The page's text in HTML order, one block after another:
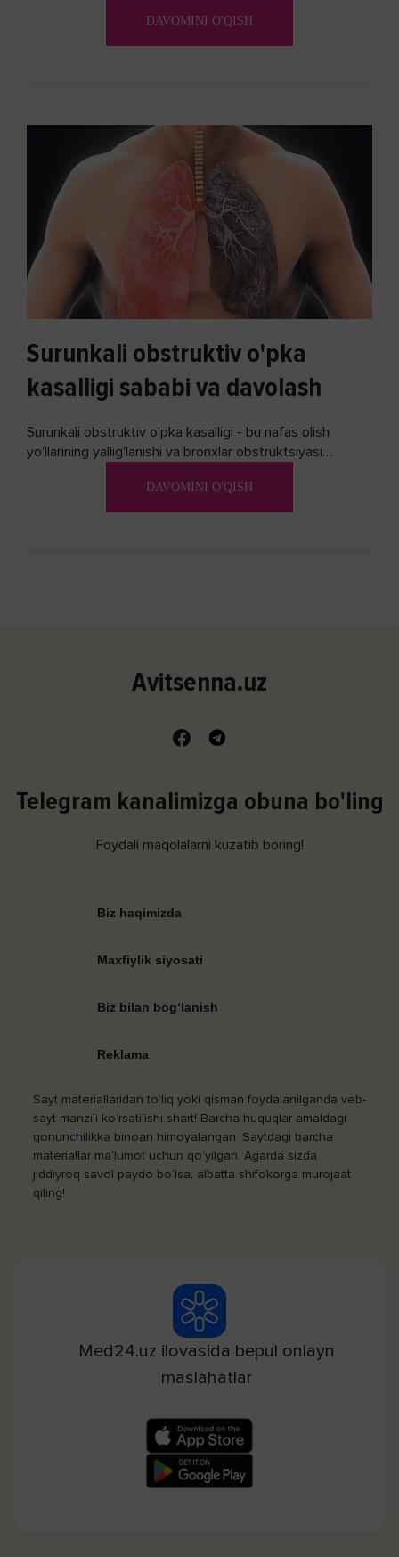
biron bir usuli bormi?DAVOMINI O'QISH
Surunkali obstruktiv o'pka
kasalligi sababi va davolash
Surunkali obstruktiv o'pka kasalligi - bu nafas olish
yo'llarining yallig'lanishi va bronxlar obstruktsiyasi
DAVOMINI O'QISH
Avitsenna.uz
Telegram kanalimizga obuna bo'ling
Foydali maqolalarni kuzatib boring!
Biz haqimizda
Maxfiylik siyosati
Biz bilan bog‘lanish
Reklama
Sayt materiallaridan to‘liq yoki qisman foydalanilganda veb-
sayt manzili ko‘rsatilishi shart! Barcha huquqlar amaldagi
qonunchilikka binoan himoyalangan. Saytdagi barcha
materiallar ma’lumot uchun qo‘yilgan. Agarda sizda
jiddiyroq savol paydo bo‘lsa, albatta shifokorga murojaat
qiling!
Med24.uz ilovasida bepul onlayn
maslahatlar